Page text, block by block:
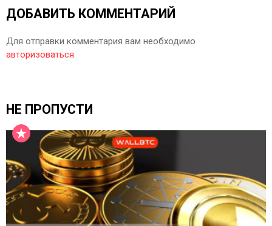
ДОБАВИТЬ КОММЕНТАРИЙ
Для отправки комментария вам необходимо
авторизоваться.
НЕ ПРОПУСТИ